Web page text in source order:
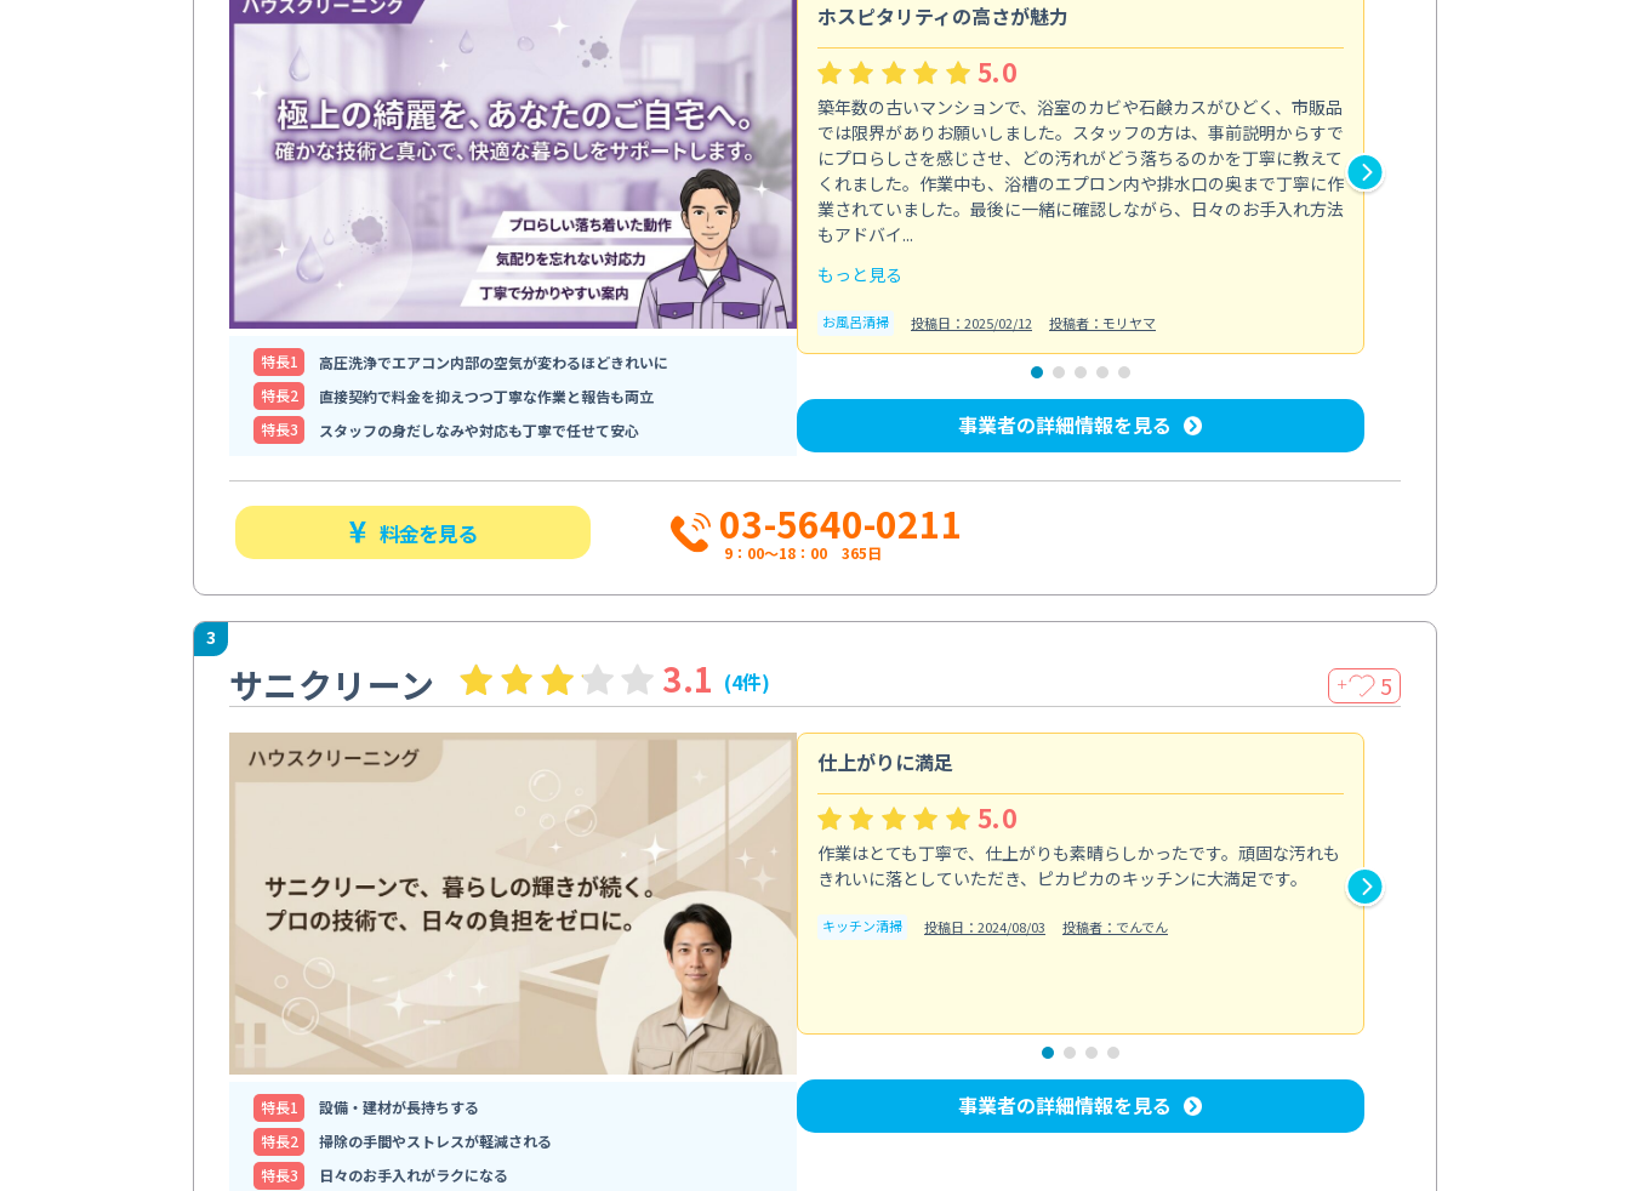
特⻑1
高圧洗浄でエアコン内部の空気が変わるほどきれいに
特⻑2
直接契約で料金を抑えつつ丁寧な作業と報告も両立
特⻑3
スタッフの身だしなみや対応も丁寧で任せて安心
ホスピタリティの高さが魅力
5.0
築年数の古いマンションで、浴室のカビや石鹸カスがひどく、市販品
では限界がありお願いしました。スタッフの方は、事前説明からすで
にプロらしさを感じさせ、どの汚れがどう落ちるのかを丁寧に教えて
くれました。作業中も、浴槽のエプロン内や排水口の奥まで丁寧に作
業されていました。最後に一緒に確認しながら、日々のお手入れ方法
もアドバイ...
もっと見る
お風呂清掃 投稿日：2025/02/12 投稿者：モリヤマ
事業者の詳細情報を見る
料金を見る 03-5640-0211
9：00～18：00 365日
3
サニクリーン 3.1 (4件) ＋ 5
特⻑1
設備・建材が長持ちする
特⻑2
掃除の手間やストレスが軽減される
特⻑3
日々のお手入れがラクになる
仕上がりに満足
5.0
作業はとても丁寧で、仕上がりも素晴らしかったです。頑固な汚れも
きれいに落としていただき、ピカピカのキッチンに大満足です。
キッチン清掃 投稿日：2024/08/03 投稿者：でんでん
事業者の詳細情報を見る